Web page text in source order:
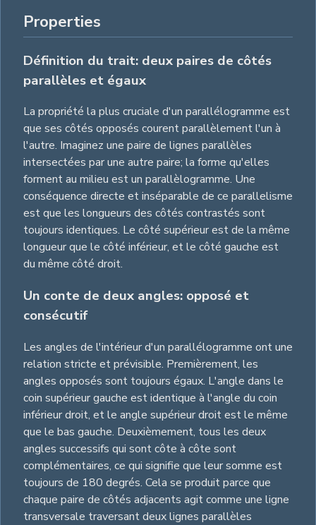
Properties
Définition du trait: deux paires de côtés
parallèles et égaux
La propriété la plus cruciale d'un parallélogramme est
que ses côtés opposés courent parallèlement l'un à
l'autre. Imaginez une paire de lignes parallèles
intersectées par une autre paire; la forme qu'elles
forment au milieu est un parallèlogramme. Une
conséquence directe et inséparable de ce parallelisme
est que les longueurs des côtés contrastés sont
toujours identiques. Le côté supérieur est de la même
longueur que le côté inférieur, et le côté gauche est
du même côté droit.
Un conte de deux angles: opposé et
consécutif
Les angles de l'intérieur d'un parallélogramme ont une
relation stricte et prévisible. Premièrement, les
angles opposés sont toujours égaux. L'angle dans le
coin supérieur gauche est identique à l'angle du coin
inférieur droit, et le angle supérieur droit est le même
que le bas gauche. Deuxièmement, tous les deux
angles successifs qui sont côte à côte sont
complémentaires, ce qui signifie que leur somme est
toujours de 180 degrés. Cela se produit parce que
chaque paire de côtés adjacents agit comme une ligne
transversale traversant deux lignes parallèles